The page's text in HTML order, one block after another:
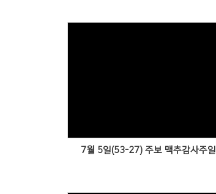
7월 5일(53-27) 주보 맥추감사주일